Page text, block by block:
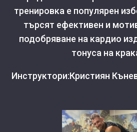
тренировка е популярен
търсят ефективен и
подобряване на кардио
тонуса на
Инструктори:Кристиян